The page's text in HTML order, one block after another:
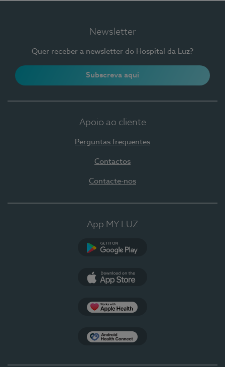
Newsletter
Quer receber a newsletter do Hospital da Luz?
Subscreva aqui
Apoio ao cliente
Perguntas frequentes
Contactos
Contacte-nos
App MY LUZ